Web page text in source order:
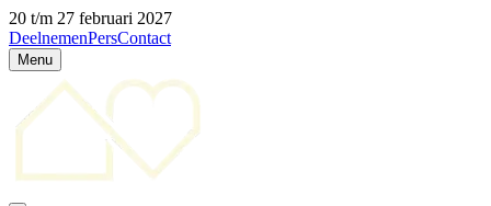
20 t/m 27 februari 2027
DeelnemenPersContact
Menu